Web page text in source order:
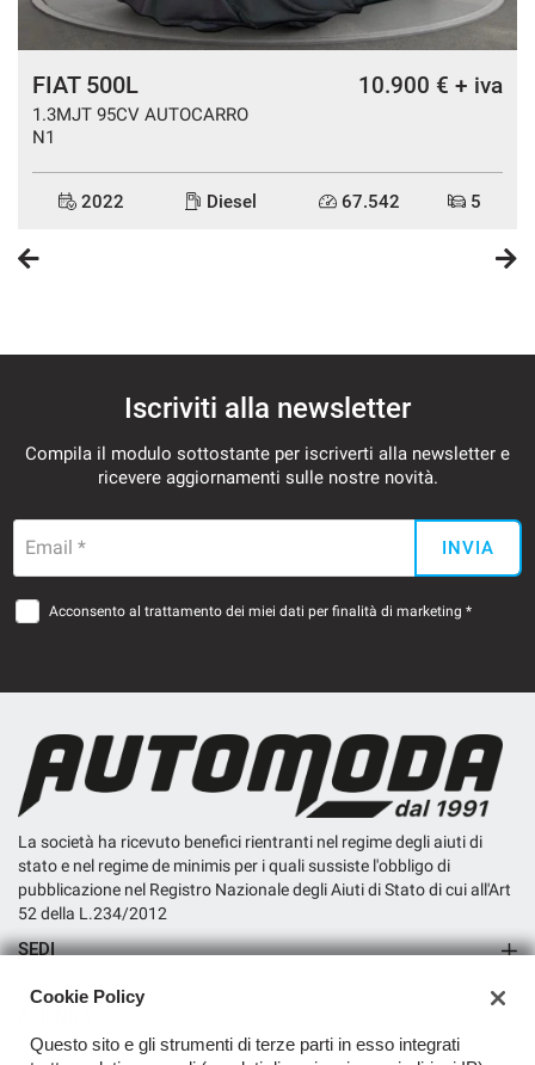
FIAT 500L
1.3MJT 95CV AUTOCARRO
N1
10.900 € + iva
2022 Diesel 67.542 5
Iscriviti alla newsletter
Compila il modulo sottostante per iscriverti alla newsletter e
ricevere aggiornamenti sulle nostre novità.
Email * INVIA
Acconsento al trattamento dei miei dati per finalità di marketing *
La società ha ricevuto benefici rientranti nel regime degli aiuti di
stato e nel regime de minimis per i quali sussiste l'obbligo di
pubblicazione nel Registro Nazionale degli Aiuti di Stato di cui all'Art
52 della L.234/2012
SEDI
Cookie Policy
Questo sito e gli strumenti di terze parti in esso integrati